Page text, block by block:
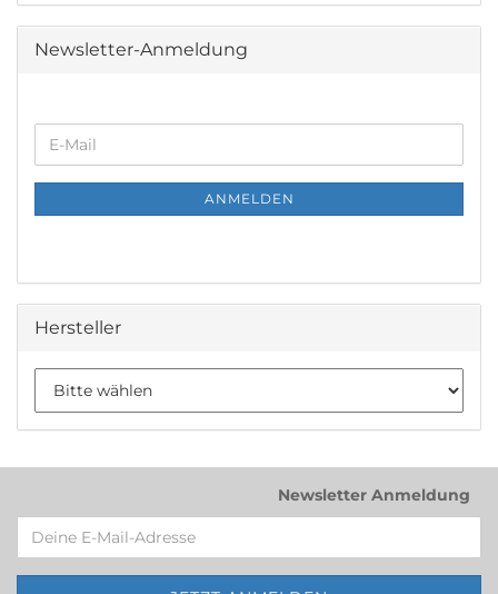
Newsletter-Anmeldung
WEITER
ZUR
NEWSLETTER-
E-
Mail
ANMELDEN
Hersteller
Newsletter Anmeldung